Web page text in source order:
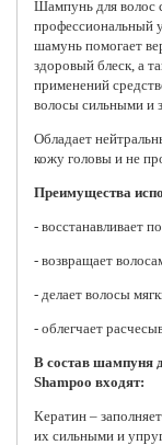
Шампунь для волос
профессиональный
шамунь помогает
здоровый блеск, а
применений
волосы сильными и
Обладает
кожу головы и не
Преимущества
- восстанавливает
- возвращает
- делает волосы
- облегчает
В состав шампуня
Shampoo входят:
Кератин –
их сильными и